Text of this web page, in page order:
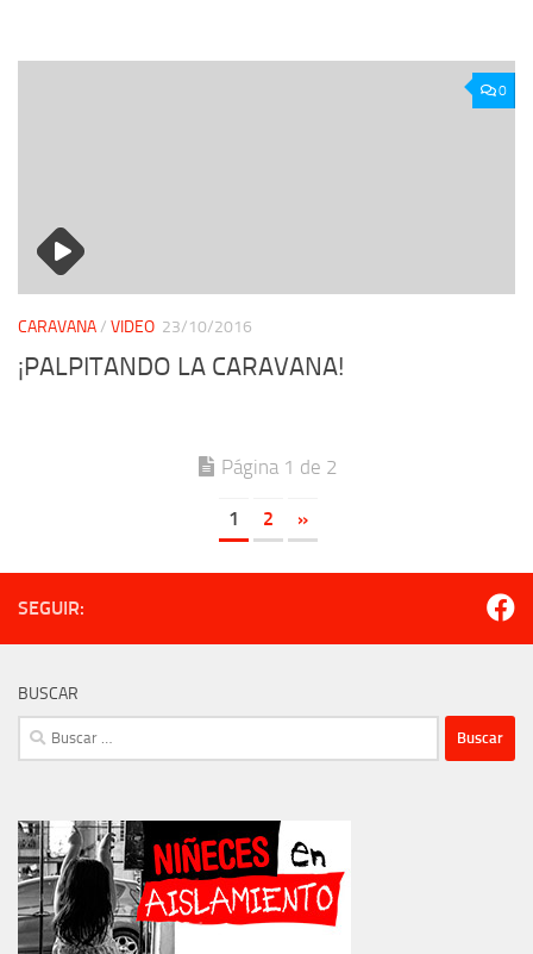
0
CARAVANA/ VIDEO 23/10/2016
¡PALPITANDO LA CARAVANA!
Página 1 de 2
1 2 »
SEGUIR:
BUSCAR
Buscar: